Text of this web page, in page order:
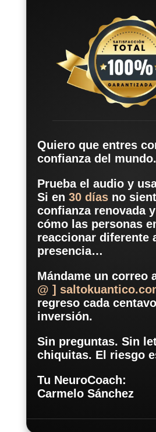
Quiero que entres
confianza del mundo.
Prueba el audio y
Si en 30 díasno
confianza renovada
cómo las personas
reaccionar diferente
presencia…
Mándame un correo
@ ]
regreso cada
inversión.
Sin preguntas. Sin
chiquitas. El riesgo
Tu NeuroCoach:
Carmelo Sánchez